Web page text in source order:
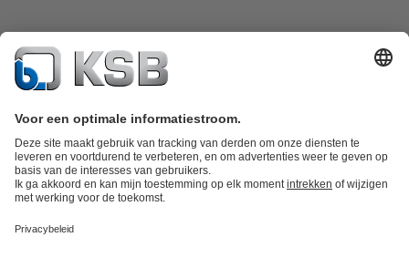
Productcatalogus
premium service voor pompen en